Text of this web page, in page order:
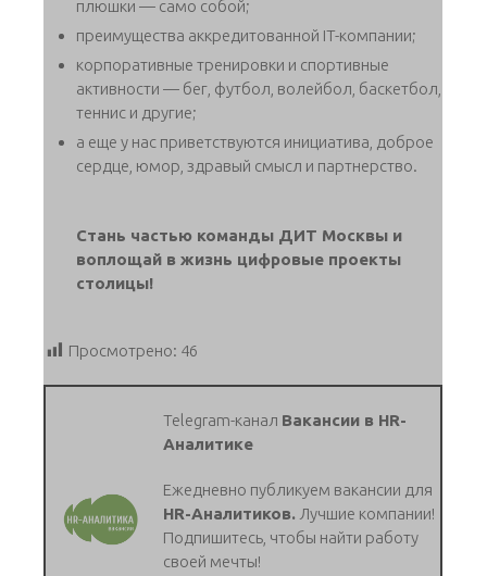
плюшки — само собой;
преимущества аккредитованной IT-компании;
корпоративные тренировки и спортивные
активности — бег, футбол, волейбол, баскетбол,
теннис и другие;
а еще у нас приветствуются инициатива, доброе
сердце, юмор, здравый смысл и партнерство.
Стань частью команды ДИТ Москвы и
воплощай в жизнь цифровые проекты
столицы!
Просмотрено: 46
Telegram-канал Вакансии в HR-
Аналитике
Ежедневно публикуем вакансии для
HR-Аналитиков. Лучшие компании!
Подпишитесь, чтобы найти работу
своей мечты!